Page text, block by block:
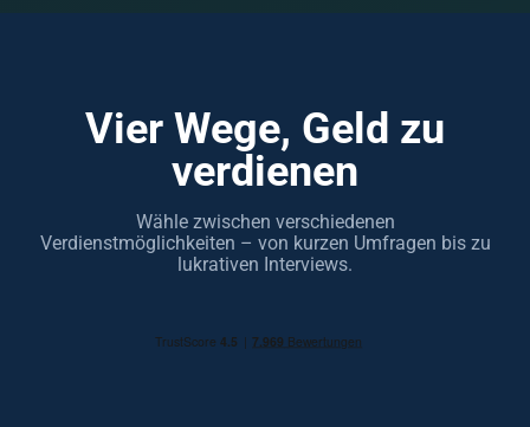
Vier Wege, Geld zu
verdienen
Wähle zwischen verschiedenen
Verdienstmöglichkeiten – von kurzen Umfragen bis zu
lukrativen Interviews.